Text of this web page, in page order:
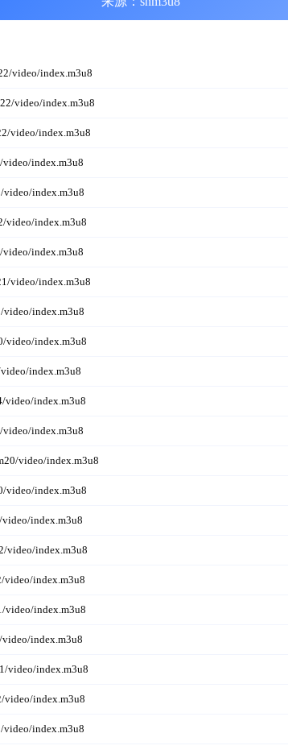
video/index.m3u8
video/index.m3u8
video/index.m3u8
index.m3u8
video/index.m3u8
video/index.m3u8
index.m3u8
video/index.m3u8
video/index.m3u8
video/index.m3u8
index.m3u8
video/index.m3u8
index.m3u8
video/index.m3u8
video/index.m3u8
index.m3u8
video/index.m3u8
video/index.m3u8
video/index.m3u8
index.m3u8
video/index.m3u8
video/index.m3u8
index.m3u8